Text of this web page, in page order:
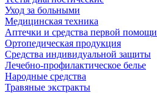
Уход за больными
Медицинская техника
Аптечки и средства первой помощи
Ортопедическая продукция
Средства индивидуальной защиты
Лечебно-профилактическое белье
Народные средства
Травяные экстракты